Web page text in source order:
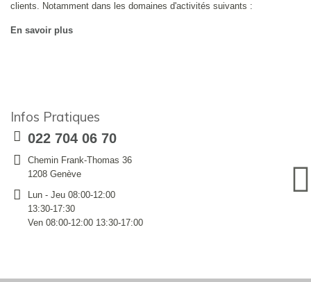
clients. Notamment dans les domaines d'activités suivants :
En savoir plus
Infos Pratiques
022 704 06 70
Chemin Frank-Thomas 36
1208 Genève
Lun - Jeu 08:00-12:00
13:30-17:30
Ven 08:00-12:00 13:30-17:00